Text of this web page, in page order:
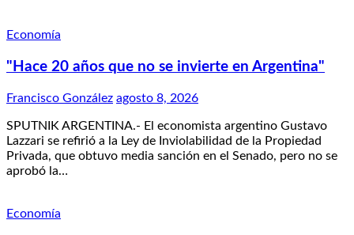
Economía
"Hace 20 años que no se invierte en Argentina"
Francisco González agosto 8, 2026
SPUTNIK ARGENTINA.- El economista argentino Gustavo
Lazzari se refirió a la Ley de Inviolabilidad de la Propiedad
Privada, que obtuvo media sanción en el Senado, pero no se
aprobó la…
Economía